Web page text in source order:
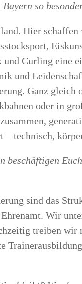
so
Hier
und Cur­ling eine
und
Ganz gleich
oder in
– tech­nisch,
beschäf­ti­gen
sind das
Wir
trei­ben wir